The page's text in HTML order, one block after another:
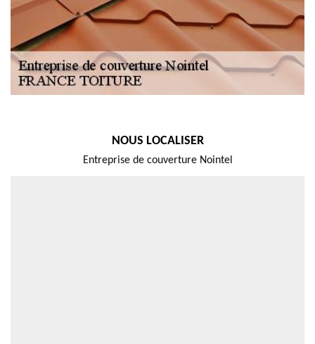
NOUS LOCALISER
Entreprise de couverture Nointel